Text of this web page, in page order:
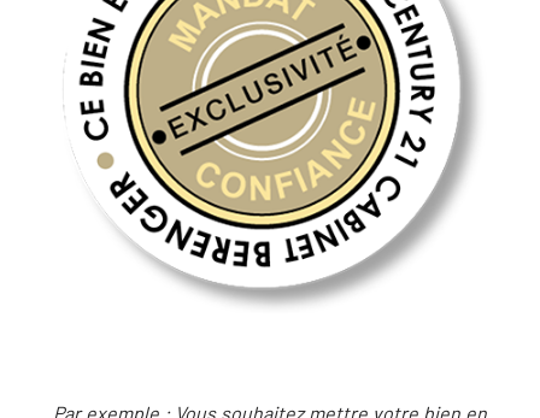
Par exemple : Vous souhaitez mettre votre bien en